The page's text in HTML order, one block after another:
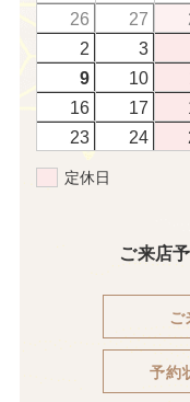
26 27
2
3
9
10
16
17
23
24
定休日
ご来店
ご
予約